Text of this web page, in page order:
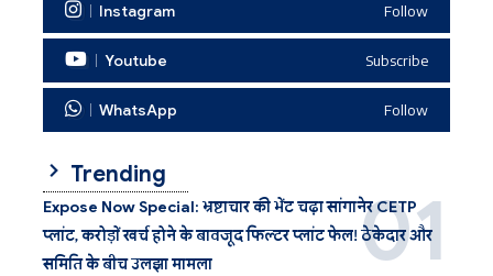
Instagram Follow
Youtube Subscribe
WhatsApp Follow
Trending
Expose Now Special: भ्रष्टाचार की भेंट चढ़ा सांगानेर CETP
प्लांट, करोड़ों खर्च होने के बावजूद फिल्टर प्लांट फेल! ठेकेदार और
समिति के बीच उलझा मामला